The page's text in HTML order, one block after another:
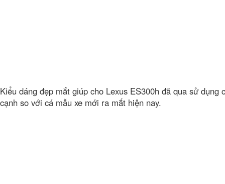
Kiểu dáng đẹp mắt giúp cho Lexus ES300h đã qua sử dụng
cạnh so với cá mẫu xe mới ra mắt hiện nay.